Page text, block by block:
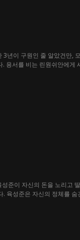
년이 구원인 줄 알았건만,
용서를 비는 린원쉬안에
준이 자신의 돈을 노리고
성준은 자신의 정체를